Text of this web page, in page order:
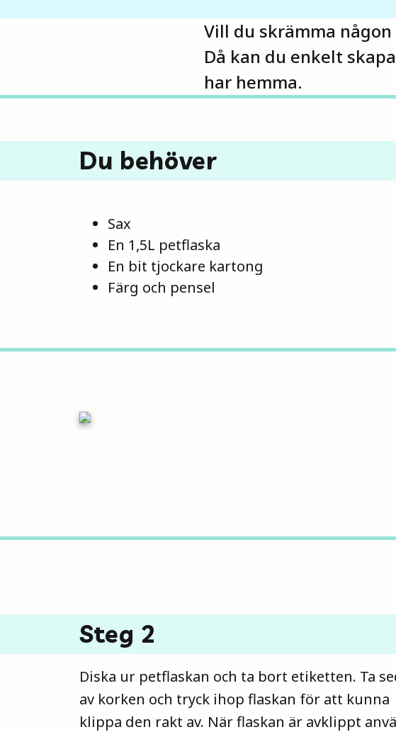
Vill du skrämma
Då kan du enkelt
har hemma.
Du behöver
Sax
En 1,5L petflaska
En bit tjockare kartong
Färg och pensel
Steg 2
Diska ur petflaskan och ta bort etiketten. Ta
av korken och tryck ihop flaskan för att kunna
klippa den rakt av. När flaskan är avklippt